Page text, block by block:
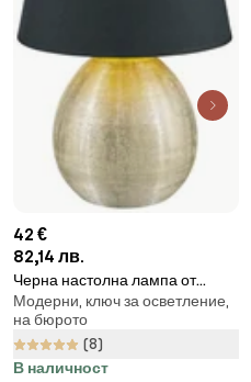
42 €
82,14 лв.
Черна настолна лампа от
керамика и плат, височина 35
cm Luxor - Reality
Модерни, ключ за осветление,
на бюрото
(8)
В наличност